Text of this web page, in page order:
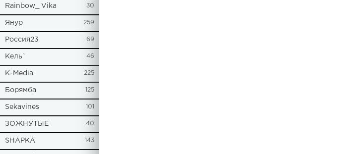
Rainbow_ Vika 30
Янур 259
Россия23 69
Кель` 46
К-Media 225
Борямба 125
Sekavines 101
ЗОЖНУТЫЕ 40
SHAPKA 143